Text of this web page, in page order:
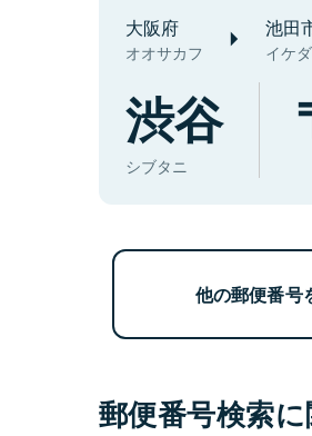
大阪府
オオサカフ
池田
イケ
渋谷
シブタニ
他の郵便番号
郵便番号検索